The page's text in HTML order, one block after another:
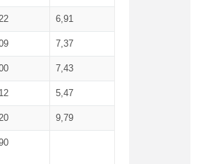
6,91
7,37
7,43
5,47
9,79